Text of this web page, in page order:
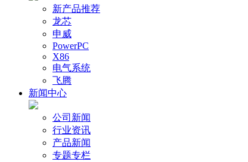
新产品推荐
龙芯
申威
PowerPC
X86
电气系统
飞腾
新闻中心
公司新闻
行业资讯
产品新闻
专题专栏